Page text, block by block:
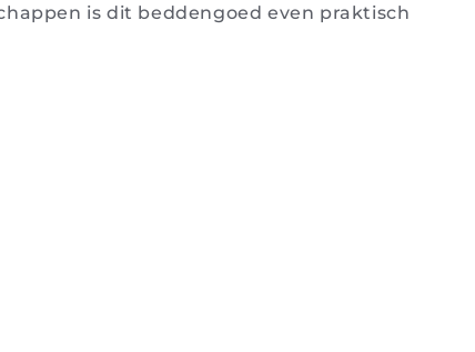
is dit beddengoed even praktisch